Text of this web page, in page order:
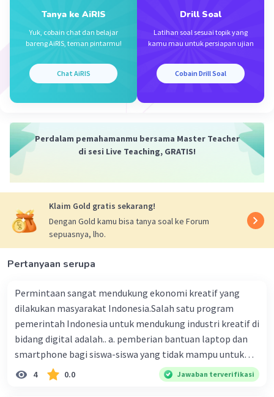
Tanya ke AiRIS
Yuk, cobain chat dan belajar
bareng AiRIS, teman pintarmu!
Chat AiRIS
Drill Soal
Latihan soal sesuai topik yang
kamu mau untuk persiapan ujian
Cobain Drill Soal
Perdalam pemahamanmu bersama Master Teacher
di sesi Live Teaching, GRATIS!
Klaim Gold gratis sekarang!
Dengan Gold kamu bisa tanya soal ke Forum
sepuasnya, lho.
Pertanyaan serupa
Permintaan sangat mendukung ekonomi kreatif yang
dilakukan masyarakat Indonesia.Salah satu program
pemerintah Indonesia untuk mendukung industri kreatif di
bidang digital adalah.. a. pemberian bantuan laptop dan
smartphone bagi siswa-siswa yang tidak mampu untuk
membeli b. Pembangunan jaringan fiber optik Palapa
Ring ,menara BTS ,dan jaringan internet di berbagai
4 0.0 Jawaban terverifikasi